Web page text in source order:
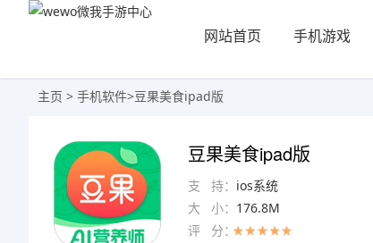
网站首页 手机游戏
主页 > 手机软件>豆果美食ipad版
豆果美食ipad版
支 持： ios系统
大 小： 176.8M
评 分：